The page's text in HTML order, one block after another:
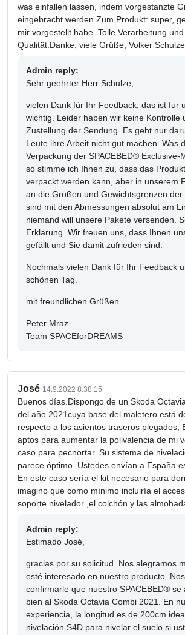
was einfallen lassen, indem vorgestanzte
eingebracht werden.Zum Produkt: super,
mir vorgestellt habe. Tolle Verarbeitung
Qualität.Danke, viele Grüße, Volker Schulze
Admin reply:
Sehr geehrter Herr Schulze,
vielen Dank für Ihr Feedback, das ist fur
wichtig. Leider haben wir keine Kontrolle
Zustellung der Sendung. Es geht nur
Leute ihre Arbeit nicht gut machen. Was
Verpackung der SPACEBED® Exclusive-
so stimme ich Ihnen zu, dass das
verpackt werden kann, aber in unserem
an die Größen und Gewichtsgrenzen der
sind mit den Abmessungen absolut am
niemand will unsere Pakete versenden.
Erklärung. Wir freuen uns, dass Ihnen
gefällt und Sie damit zufrieden sind.
Nochmals vielen Dank für Ihr Feedback
schönen Tag.
mit freundlichen Grüßen
Peter Mraz
Team SPACEforDREAMS
José 14.9.2022 8:38.15
Buenos días.Dispongo de un Skoda
del año 2021cuya base del maletero está
respecto a los asientos traseros plegados;
aptos para aumentar la polivalencia de mi
caso para pecnortar. Su sistema de
parece óptimo. Ustedes envían a España
En este caso sería el kit necesario para
imagino que como mínimo incluiría el
soporte nivelador ,el colchón y las
Admin reply:
Estimado José,
gracias por su solicitud. Nos alegramos
esté interesado en nuestro producto.
confirmarle que nuestro SPACEBED® se
bien al Skoda Octavia Combi 2021. En
experiencia, la longitud es de 200cm
nivelación S4D para nivelar el suelo si